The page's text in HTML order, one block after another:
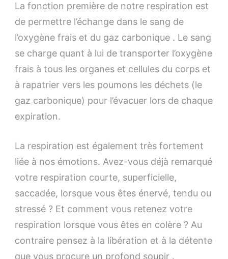
La fonction première de notre respiration est
de permettre l’échange dans le sang de
l’oxygène frais et du gaz carbonique . Le sang
se charge quant à lui de transporter l’oxygène
frais à tous les organes et cellules du corps et
à rapatrier vers les poumons les déchets (le
gaz carbonique) pour l’évacuer lors de chaque
expiration.
La respiration est également très fortement
liée à nos émotions. Avez-vous déjà remarqué
votre respiration courte, superficielle,
saccadée, lorsque vous êtes énervé, tendu ou
stressé ? Et comment vous retenez votre
respiration lorsque vous êtes en colère ? Au
contraire pensez à la libération et à la détente
que vous procure un profond soupir .